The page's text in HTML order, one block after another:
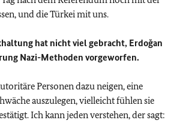
und die Türkei mit uns.
hat nicht viel gebracht, Erdoğan
Nazi-Methoden vorgeworfen.
Personen dazu neigen, eine
auszulegen, vielleicht fühlen sie
Ich kann jeden verstehen, der sagt: